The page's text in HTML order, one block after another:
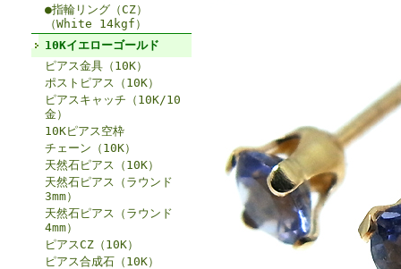
●指輪リング（CZ）
（White 14kgf）
10Kイエローゴールド
ピアス金具（10K）
ポストピアス（10K）
ピアスキャッチ（10K/10
金）
10Kピアス空枠
チェーン（10K）
天然石ピアス（10K）
天然石ピアス（ラウンド
3mm）
天然石ピアス（ラウンド
4mm）
ピアスCZ（10K）
ピアス合成石（10K）